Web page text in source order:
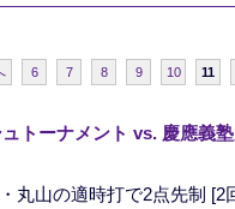
6 7 8 9 10 11
ュトーナメント vs. 慶應義
丸山の適時打で2点先制